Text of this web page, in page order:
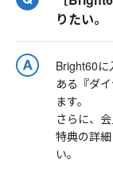
りたい。
Bright60に
ある『ダ
ます。
さらに、
特典の詳細
い。